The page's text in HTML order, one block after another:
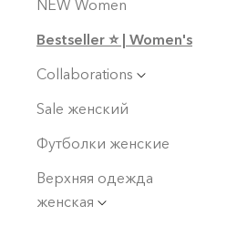
NEW Women
Bestseller ⭐️ | Women's
Collaborations
Sale женский
Футболки женские
Верхняя одежда
женская